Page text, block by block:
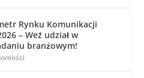
Rynku Komunikacji
– Weź udział w
branżowym!